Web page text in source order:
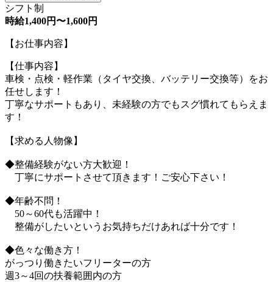
シフト制
時給1,400円〜1,600円
【お仕事内容】
【仕事内容】
車検・点検・軽作業（タイヤ交換、バッテリー交換等）をお
任せします！
丁寧なサポートもあり、未経験の方でもスグ慣れてもらえま
す！
【求める人物像】
◆整備経験がない方大歓迎！
丁寧にサポートさせて頂きます！ご安心下さい！
◆年齢不問！
50～60代も活躍中！
整備がしたいというお気持ちだけあれば十分です！
◆色々な働き方！
がっつり働きたいフリーターの方
週3～4回の扶養範囲内の方